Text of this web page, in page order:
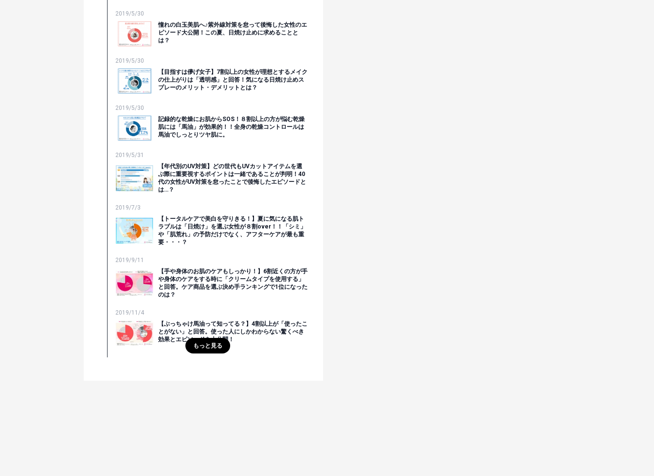
2019/5/30
憧れの白玉美肌へ♪紫外線対策を怠って後悔した女性のエ
ピソード大公開！この夏、日焼け止めに求めることと
は？
2019/5/30
【目指すは儚げ女子】7割以上の女性が理想とするメイク
の仕上がりは「透明感」と回答！気になる日焼け止めス
プレーのメリット・デメリットとは？
2019/5/30
記録的な乾燥にお肌からSOS！８割以上の方が悩む乾燥
肌には「馬油」が効果的！！全身の乾燥コントロールは
馬油でしっとりツヤ肌に。
2019/5/31
【年代別のUV対策】どの世代もUVカットアイテムを選
ぶ際に重要視するポイントは一緒であることが判明！40
代の女性がUV対策を怠ったことで後悔したエピソードと
は…？
2019/7/3
【トータルケアで美白を守りきる！】夏に気になる肌ト
ラブルは「日焼け」を選ぶ女性が８割over！！「シミ」
や「肌荒れ」の予防だけでなく、アフターケアが最も重
要・・・？
2019/9/11
【手や身体のお肌のケアもしっかり！】6割近くの方が手
や身体のケアをする時に「クリームタイプを使用する」
と回答。ケア商品を選ぶ決め手ランキングで1位になった
のは？
2019/11/4
【ぶっちゃけ馬油って知ってる？】4割以上が「使ったこ
とがない」と回答。使った人にしかわからない驚くべき
効果とエピソードを大公開！
もっと見る